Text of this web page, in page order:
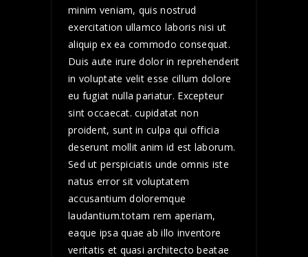
minim veniam, quis nostrud
exercitation ullamco laboris nisi ut
aliquip ex ea commodo consequat.
Duis aute irure dolor in reprehenderit
in voluptate velit esse cillum dolore
eu fugiat nulla pariatur. Excepteur
sint occaecat. cupidatat non
proident, sunt in culpa qui officia
deserunt mollit anim id est laborum.
Sed ut perspiciatis unde omnis iste
natus error sit voluptatem
accusantium doloremque
laudantium.totam rem aperiam,
eaque ipsa quae ab illo inventore
veritatis et quasi architecto beatae